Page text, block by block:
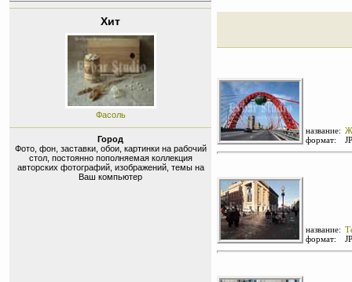
Хит
Фасоль
Город
Фото, фон, заставки, обои, картинки на рабочий
стол, постоянно пополняемая коллекция
авторских фотографий, изображений, темы на
Ваш компьютер
название:
формат:
название:
формат: